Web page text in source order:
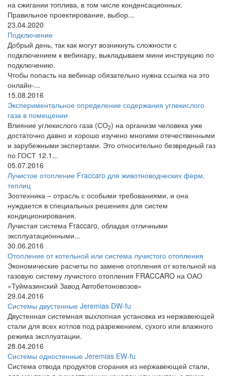
на сжигании топлива, в том числе конденсационных.
Правильное проектирование, выбор...
23.04.2020
Подключение
Добрый день, так как могут возникнуть сложности с
подключением к вебинару, выкладываем мини инструкцию по
подключению.
Чтобы попасть на вебинар обязательно нужна ссылка на это
онлайн-...
15.08.2016
Экспериментальное определение содержания углекислого
газа в помещении
Влияние углекислого газа (СО2) на организм человека уже
достаточно давно и хорошо изучено многими отечественными
и зарубежными экспертами. Это относительно безвредный газ
по ГОСТ 12.1...
05.07.2016
Лучистое отопление Fraccaro для животноводческих ферм,
теплиц
Зоотехника – отрасль с особыми требованиями, и она
нуждается в специальных решениях для систем
кондиционирования.
Лучистая система Fraccaro, обладая отличными
эксплуатационными...
30.06.2016
Отопление от котельной или система лучистого отопления
Экономические расчеты по замене отопления от котельной на
газовую систему лучистого отопления FRACCARO на ОАО
«Туймазинский Завод Автобетоновозов»
29.04.2016
Системы двустенные Jeremias DW-fu
Двустенная системная выхлопная установка из нержавеющей
стали для всех котлов под разрежением, сухого или влажного
режима эксплуатации.
28.04.2016
Системы одностенные Jeremias EW-fu
Система отвода продуктов сгорания из нержавеющей стали,